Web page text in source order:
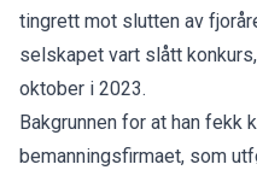
tingrett mot slutten av
selskapet vart slått
oktober i 2023.
Bakgrunnen for at han fekk
bemanningsfirmaet, som